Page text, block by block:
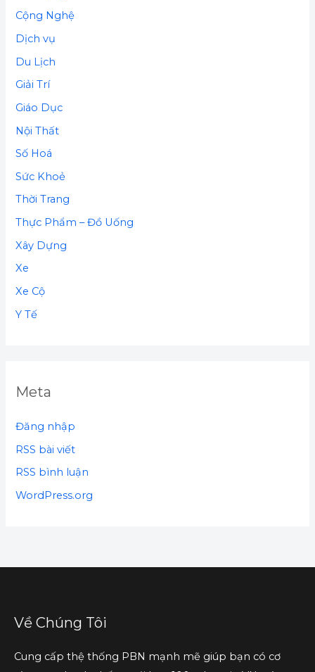
Cộng Nghệ
Dịch vụ
Du Lịch
Giải Trí
Giáo Dục
Nội Thất
Số Hoá
Sức Khoẻ
Thời Trang
Thực Phẩm – Đồ Uống
Xây Dựng
Xe
Xe Cộ
Y Tế
Meta
Đăng nhập
RSS bài viết
RSS bình luận
WordPress.org
Về Chúng Tôi
Cung cấp thệ thống PBN mạnh mẽ giúp bạn có cơ